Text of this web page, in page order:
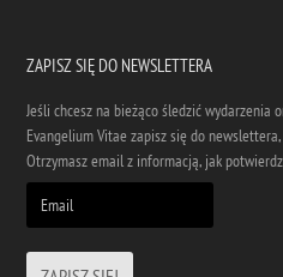
ZAPISZ SIĘ DO NEWSLETTERA
Jeśli chcesz na bieżąco śledzić wydarzenia
Evangelium Vitae zapisz się do
Otrzymasz email z informacją, jak